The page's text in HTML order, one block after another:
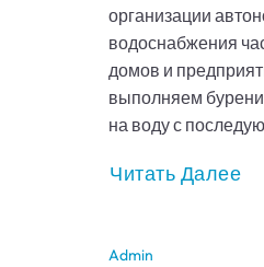
организации
водоснабжения
домов и
выполняем
на воду с
Читать Далее
Admin